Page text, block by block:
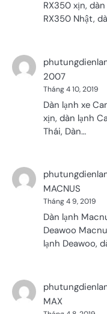
RX350 xịn,
RX350 Nhật,
2007
Tháng 4 10, 2019
Dàn lạnh xe
xịn, dàn lạnh
Thái, Dàn…
MACNUS
Tháng 4 9, 2019
Dàn lạnh
Deawoo
lạnh Deawoo,
MAX